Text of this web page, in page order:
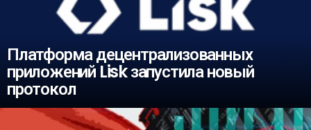
Платформа децентрализованных
приложений Lisk запустила новый
протокол